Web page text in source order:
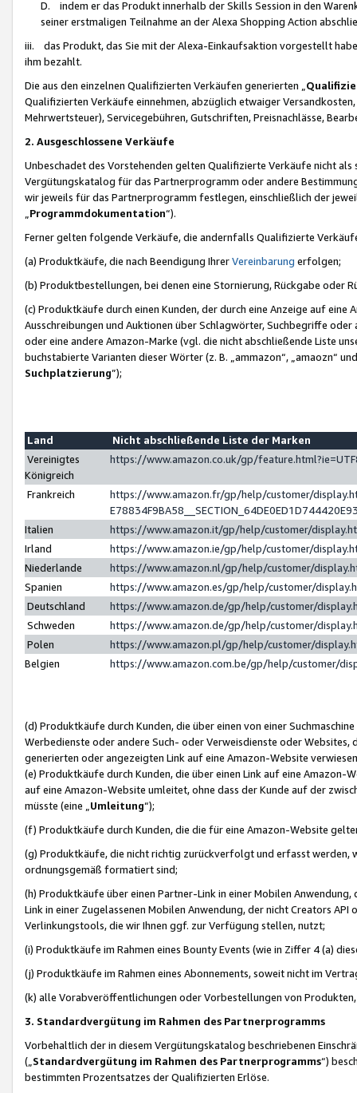
D. indem er das Produkt innerhalb der Skills Session in den
seiner erstmaligen Teilnahme an der Alexa Shopping Action
iii. das Produkt, das Sie mit der Alexa-Einkaufsaktion vorgestellt
ihm bezahlt.
Die aus den einzelnen Qualifizierten Verkäufen generierten „
Qualifizierten Verkäufe einnehmen, abzüglich etwaiger
Mehrwertsteuer), Servicegebühren, Gutschriften, Preisnachlässe,
2. Ausgeschlossene Verkäufe
Unbeschadet des Vorstehenden gelten Qualifizierte Verkäufe nicht
Vergütungskatalog für das Partnerprogramm oder andere
wir jeweils für das Partnerprogramm festlegen, einschließlich der
Programmdokumentation“).
Ferner gelten folgende Verkäufe, die andernfalls Qualifizierte
(a) Produktkäufe, die nach Beendigung IhrerVereinbarung erfolgen;
(b) Produktbestellungen, bei denen eine Stornierung, Rückgabe oder
(c) Produktkäufe durch einen Kunden, der durch eine Anzeige auf
Ausschreibungen und Auktionen über Schlagwörter, Suchbegriffe
oder eine andere Amazon-Marke (vgl. die nicht abschließende Liste
buchstabierte Varianten dieser Wörter (z. B. „ammazon“, „amaozn“
Suchplatzierung”);
Land
Nicht abschließende Liste der Marken
Vereinigtes
Königreich
https://www.amazon.co.uk/gp/
Frankreich
https://www.amazon.fr/gp/help/customer/
Italien
https://www.amazon.it/gp/help/customer/
Irland
https://www.amazon.ie/gp/help/customer/
Niederlande
https://www.amazon.nl/gp/help/customer/
Spanien
https://www.amazon.es/gp/help/customer/
Deutschland
https://www.amazon.de/gp/help/customer/
Schweden
https://www.amazon.de/gp/help/customer/
Polen
https://www.amazon.pl/gp/help/customer/
Belgien
https://www.amazon.com.be/gp/help/customer/
(d) Produktkäufe durch Kunden, die über einen von einer
Werbedienste oder andere Such- oder Verweisdienste oder Websites,
generierten oder angezeigten Link auf eine Amazon-Website
(e) Produktkäufe durch Kunden, die über einen Link auf eine
auf eine Amazon-Website umleitet, ohne dass der Kunde auf der
müsste (eine „ Umleitung“);
(f) Produktkäufe durch Kunden, die die für eine Amazon-Website
(g) Produktkäufe, die nicht richtig zurückverfolgt und erfasst werden,
ordnungsgemäß formatiert sind;
(h) Produktkäufe über einen Partner-Link in einer Mobilen
Link in einer Zugelassenen Mobilen Anwendung, der nicht Creators
Verlinkungstools, die wir Ihnen ggf. zur Verfügung stellen, nutzt;
(i) Produktkäufe im Rahmen eines Bounty Events (wie in Ziffer 4 (a)
(j) Produktkäufe im Rahmen eines Abonnements, soweit nicht im
(k) alle Vorabveröffentlichungen oder Vorbestellungen von
3. Standardvergütung im Rahmen des Partnerprogramms
Vorbehaltlich der in diesem Vergütungskatalog beschriebenen
(„ Standardvergütung im Rahmen des Partnerprogramms“)
bestimmten Prozentsatzes der Qualifizierten Erlöse.